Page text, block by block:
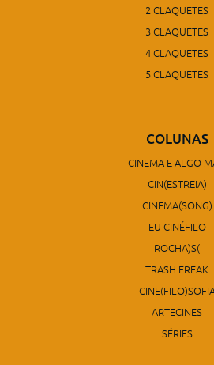
2 CLAQUETES
3 CLAQUETES
4 CLAQUETES
5 CLAQUETES
COLUNAS
CINEMA E ALGO
CIN(ESTREIA)
CINEMA(SONG)
EU CINÉFILO
ROCHA)S(
TRASH FREAK
ARTECINES
SÉRIES